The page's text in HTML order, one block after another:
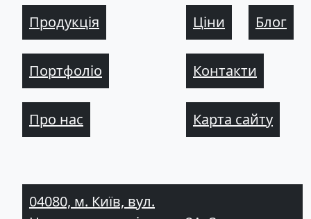
Продукція
Портфоліо
Про нас
Ціни Блог
Контакти
Карта сайту
04080, м. Київ, вул.